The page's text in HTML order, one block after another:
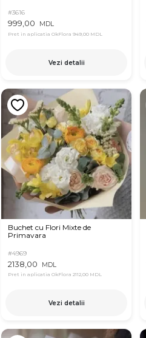
#3616
999,00 MDL
Pret in aplicatia OkFlora 949,00 MDL
Vezi detalii
Buchet cu Flori Mixte de
Primavara
#4969
2138,00 MDL
Pret in aplicatia OkFlora 2112,00 MDL
Vezi detalii